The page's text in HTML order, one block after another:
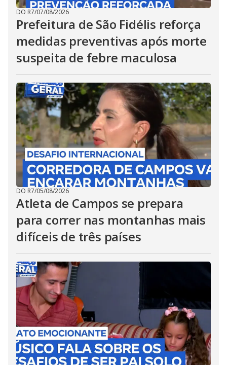
DO R7/07/08/2026
Prefeitura de São Fidélis reforça
medidas preventivas após morte
suspeita de febre maculosa
DO R7/05/08/2026
Atleta de Campos se prepara
para correr nas montanhas mais
difíceis de três países